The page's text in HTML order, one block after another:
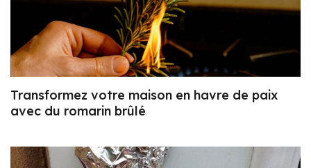
Transformez votre maison en havre de paix
avec du romarin brûlé